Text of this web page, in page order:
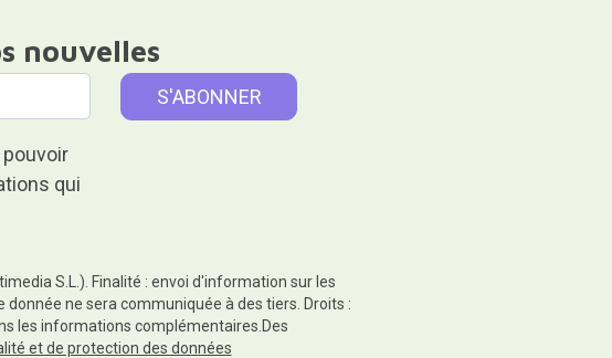
nouvelles
qui
S.L.). Finalité : envoi d'information sur les
ne sera communiquée à des tiers. Droits :
les informations complémentaires.Des
et de protection des données